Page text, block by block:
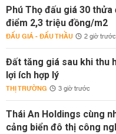
Phú Thọ đấu giá 30
điểm 2,3 triệu đồng/m2
ĐẤU GIÁ - ĐẤU THẦU 2 giờ trước
Đất tăng giá sau khi thu
lợi ích hợp lý
THỊ TRƯỜNG 3 giờ trước
Thái An Holdings cùng
cảng biển đô thị công